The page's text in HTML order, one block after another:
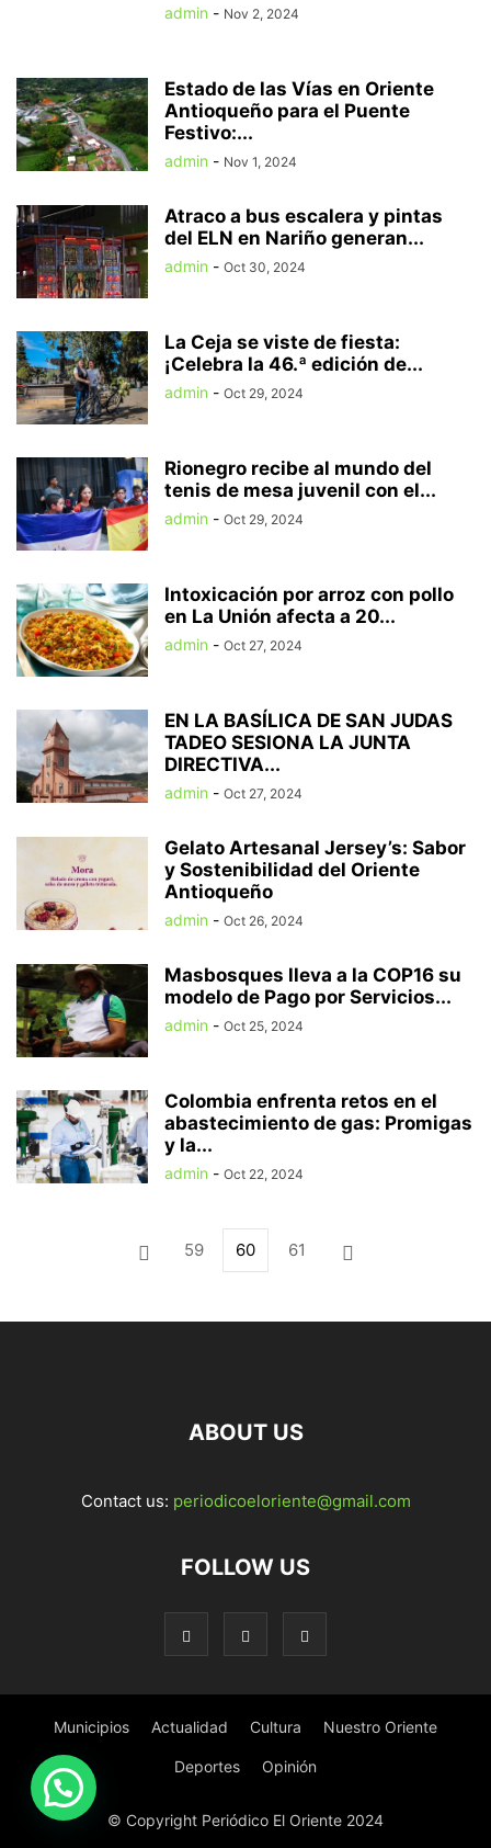
admin - Nov 2, 2024
Estado de las Vías en Oriente
Antioqueño para el Puente
Festivo:...
admin - Nov 1, 2024
Atraco a bus escalera y pintas
del ELN en Nariño generan...
admin - Oct 30, 2024
La Ceja se viste de fiesta:
¡Celebra la 46.ª edición de...
admin - Oct 29, 2024
Rionegro recibe al mundo del
tenis de mesa juvenil con el...
admin - Oct 29, 2024
Intoxicación por arroz con pollo
en La Unión afecta a 20...
admin - Oct 27, 2024
EN LA BASÍLICA DE SAN JUDAS
TADEO SESIONA LA JUNTA
DIRECTIVA...
admin - Oct 27, 2024
Gelato Artesanal Jersey’s: Sabor
y Sostenibilidad del Oriente
Antioqueño
admin - Oct 26, 2024
Masbosques lleva a la COP16 su
modelo de Pago por Servicios...
admin - Oct 25, 2024
Colombia enfrenta retos en el
abastecimiento de gas: Promigas
y la...
admin - Oct 22, 2024
59 60 61
ABOUT US
Contact us: periodicoeloriente@gmail.com
FOLLOW US
Municipios Actualidad Cultura Nuestro Oriente
Deportes Opinión
© Copyright Periódico El Oriente 2024